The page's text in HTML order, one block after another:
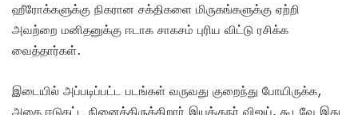
ஹீரோக்களுக்கு நிகரான சக்திகளை மிருகங்களுக்கு ஏற்றி
அவற்றை மனிதனுக்கு ஈடாக சாகசம் புரிய விட்டு ரசிக்க
வைத்தார்கள்.
இடையில் அப்படிப்பட்ட படங்கள் வருவது குறைந்து போயிருக்க,
அதை ஈடுகட்ட நினைத்திருக்கிறார் இயக்குநர் விஜய். கூடவே இது